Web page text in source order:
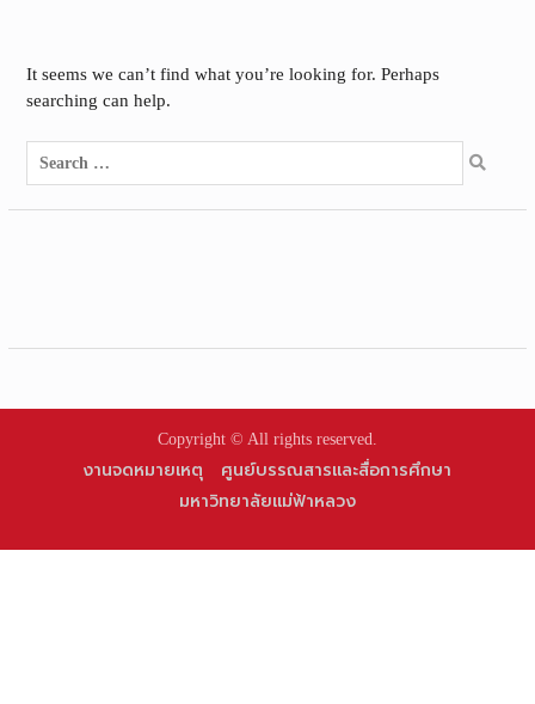
It seems we can’t find what you’re looking for. Perhaps
searching can help.
Search
for:
Copyright © All rights reserved.
งานจดหมายเหตุ
ศูนย์บรรณสารและสื่อการศึกษา
มหาวิทยาลัยแม่ฟ้าหลวง